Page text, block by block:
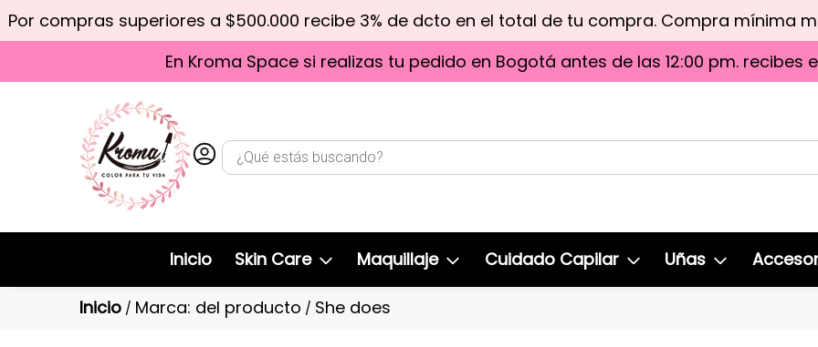
Por compras superiores a $500.000 recibe 3% de dcto en el total de tu compra. Compra mínima
En Kroma Space si realizas tu pedido en Bogotá antes de las 12:00 pm. recibes
Inicio Skin Care Maquillaje Cuidado Capilar Uñas
Inicio / Marca: del producto / She does